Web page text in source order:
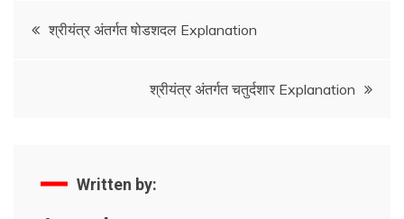
Post
श्रीयंत्र अंतर्गत षोडशदल Explanation
श्रीयंत्र अंतर्गत चतुर्दशार Explanation
Written by: